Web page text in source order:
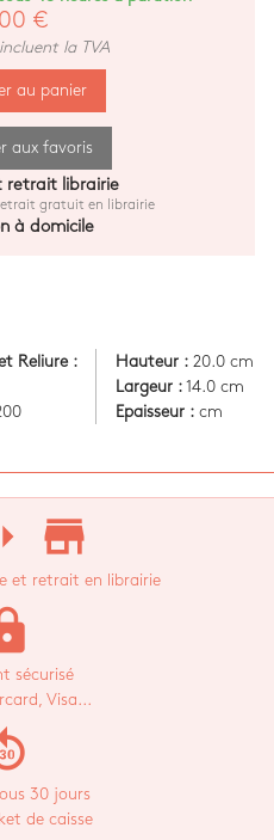
€
la TVA
au panier
aux favoris
retrait librairie
gratuit en librairie
à domicile
Reliure :
Hauteur :20.0 cm
Largeur :14.0 cm
Epaisseur :cm
arrow_right store_mall_directory
et retrait en librairie
sécurisé
Visa...
30 jours
de caisse